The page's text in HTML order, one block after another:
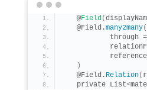
   @
Field(
   @Field.
many2many(
through
)
   @Field.
Relation(
   private List
<